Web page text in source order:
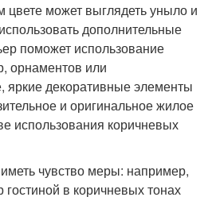
цвете может выглядеть уныло и
дополнительные
поможет использование
орнаментов или
яркие декоративные элементы
и оригинальное жилое
использования коричневых
чувство меры: например,
в коричневых тонах